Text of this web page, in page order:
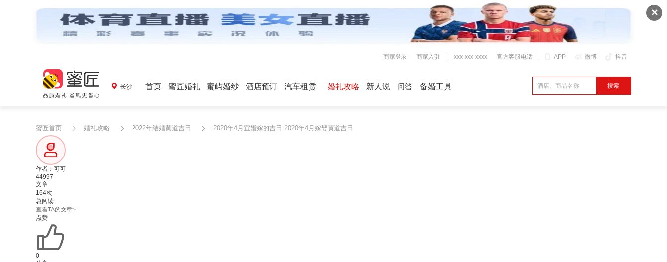
✕
APP 微博 抖音
商家登录 商家入驻 xxx-xxx-xxxx 官方客服电话
长沙 首页 蜜匠婚礼 蜜屿婚纱 酒店预订 汽车租赁 婚礼攻略 新人说 问答 备婚工具
蜜匠首页 婚礼攻略 2022年结婚黄道吉日 2020年4月宜婚嫁的吉日 2020年4月嫁娶黄道吉日
作者：可可
44997
文章
164次
总阅读
查看TA的文章>
点赞
0